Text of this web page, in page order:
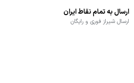
ارسال به تمام نقاط ایران
ارسال شیراز فوری و رایگان